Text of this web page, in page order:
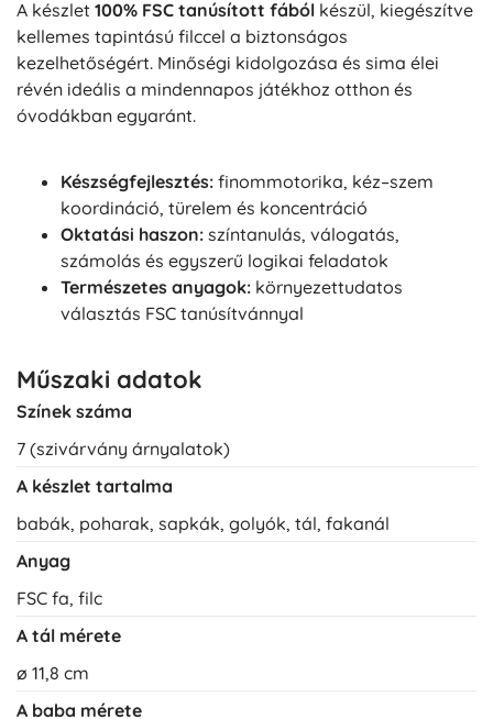
A készlet 100% FSC tanúsított fából készül, kiegészítve
kellemes tapintású filccel a biztonságos
kezelhetőségért. Minőségi kidolgozása és sima élei
révén ideális a mindennapos játékhoz otthon és
óvodákban egyaránt.
Készségfejlesztés: finommotorika, kéz–szem
koordináció, türelem és koncentráció
Oktatási haszon: színtanulás, válogatás,
számolás és egyszerű logikai feladatok
Természetes anyagok: környezettudatos
választás FSC tanúsítvánnyal
Műszaki adatok
Színek száma
7 (szivárvány árnyalatok)
A készlet tartalma
babák, poharak, sapkák, golyók, tál, fakanál
Anyag
FSC fa, filc
A tál mérete
ø 11,8 cm
A baba mérete